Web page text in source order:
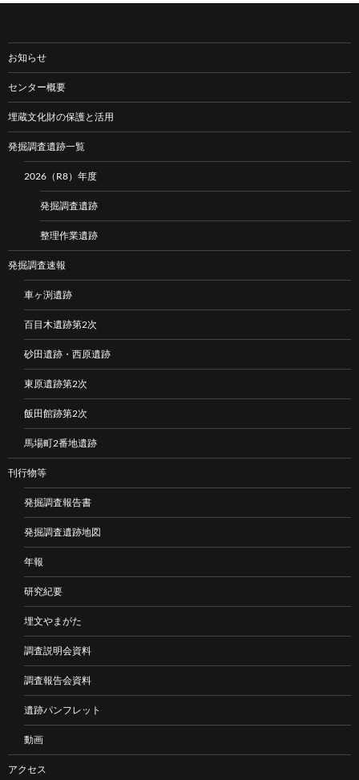
お知らせ
センター概要
埋蔵文化財の保護と活用
発掘調査遺跡一覧
2026（R8）年度
発掘調査遺跡
整理作業遺跡
発掘調査速報
車ヶ渕遺跡
百目木遺跡第2次
砂田遺跡・西原遺跡
東原遺跡第2次
飯田館跡第2次
馬場町2番地遺跡
刊行物等
発掘調査報告書
発掘調査遺跡地図
年報
研究紀要
埋文やまがた
調査説明会資料
調査報告会資料
遺跡パンフレット
動画
アクセス